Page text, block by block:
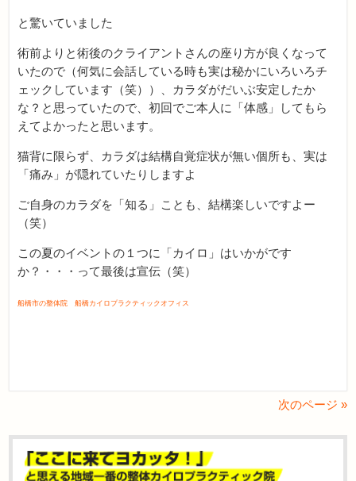
と驚いていました
術前よりと術後のクライアントさんの座り方が良くなって
いたので（何気に会話している時も実は秘かにいろいろチ
ェックしています（笑））、カラダがだいぶ安定したか
な？と思っていたので、初回でご本人に「体感」してもら
えてよかったと思います。
猫背に限らず、カラダは結構自覚症状が無い個所も、実は
「痛み」が隠れていたりしますよ
ご自身のカラダを「知る」ことも、結構楽しいですよー
（笑）
この夏のイベントの１つに「カイロ」はいかがです
か？・・・って最後は宣伝（笑）
船橋市の整体院 船橋カイロプラクティックオフィス
次のページ »